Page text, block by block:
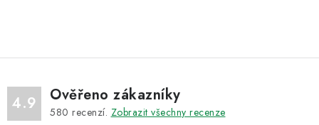
4.9 Ověřeno zákazníky
580 recenzí. Zobrazit všechny recenze